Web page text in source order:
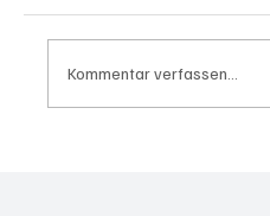
Kommentar verfassen...